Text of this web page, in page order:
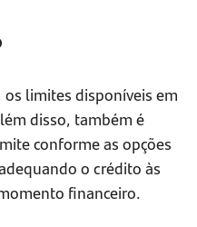
os limites disponíveis em
disso, também é
conforme as opções
o crédito às
financeiro.